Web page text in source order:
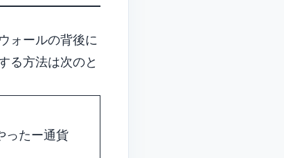
ォールの背後に
る方法は次のと
ったー通貨